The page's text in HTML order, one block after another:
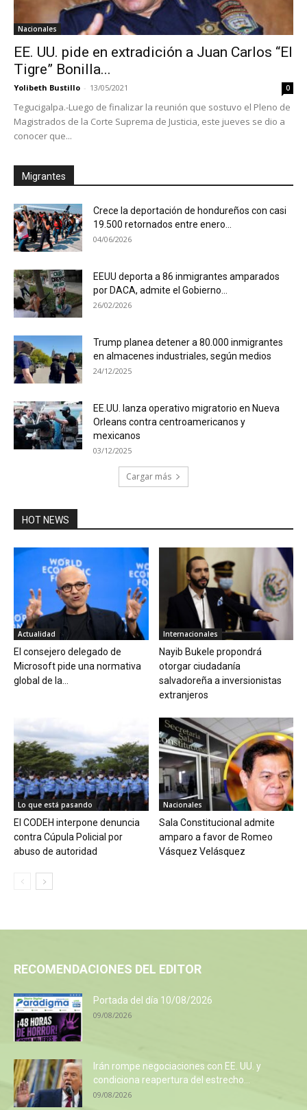
Nacionales
EE. UU. pide en extradición a Juan Carlos “El
Tigre” Bonilla...
Yolibeth Bustillo - 13/05/2021 0
Tegucigalpa.-Luego de finalizar la reunión que sostuvo el Pleno de
Magistrados de la Corte Suprema de Justicia, este jueves se dio a
conocer que...
Migrantes
Crece la deportación de hondureños con casi
19.500 retornados entre enero...
04/06/2026
EEUU deporta a 86 inmigrantes amparados
por DACA, admite el Gobierno...
26/02/2026
Trump planea detener a 80.000 inmigrantes
en almacenes industriales, según medios
24/12/2025
EE.UU. lanza operativo migratorio en Nueva
Orleans contra centroamericanos y
mexicanos
03/12/2025
Cargar más
HOT NEWS
Actualidad
El consejero delegado de
Microsoft pide una normativa
global de la...
Internacionales
Nayib Bukele propondrá
otorgar ciudadanía
salvadoreña a inversionistas
extranjeros
Lo que está pasando
El CODEH interpone denuncia
contra Cúpula Policial por
abuso de autoridad
Nacionales
Sala Constitucional admite
amparo a favor de Romeo
Vásquez Velásquez
RECOMENDACIONES DEL EDITOR
Portada del día 10/08/2026
09/08/2026
Irán rompe negociaciones con EE. UU. y
condiciona reapertura del estrecho...
09/08/2026